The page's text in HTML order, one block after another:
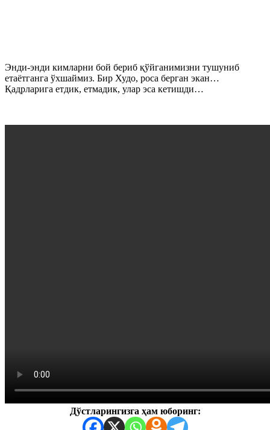
Энди-энди кимларни бой бериб қўйганимизни тушуниб
етаётганга ўхшаймиз. Бир Худо, роса берган экан…
Қадрларига етдик, етмадик, улар эса кетишди…
Дўстларингизга ҳам юборинг: